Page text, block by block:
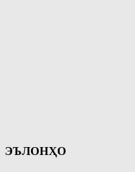
ЭЪЛОНҲО